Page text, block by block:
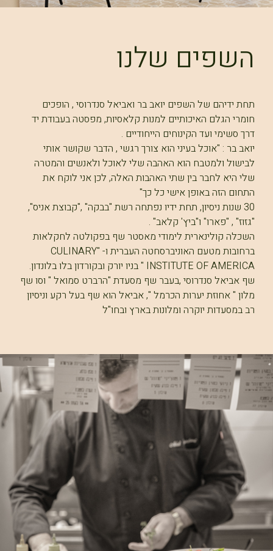
השפים שלנו
תחת ידיהם של השפים יואב בר ואביאל סנדרוסי , הופכים
חומרי הגלם האיכותיים למנות קלאסיות, מפסטה בעבודת יד
דרך סשימי ועד הקינוחים הייחודיים .
יואב בר : "אוכל בעיני הוא צורך רגשי , הדבר שקושר אותי
לבישול ולמטבח הוא האהבה שלי לאוכל ולאנשים והמטרה
שלי היא לחבר בין שתי האהבות האלה, לכן אני לוקח את
התחום הזה באופן אישי כל כך"
30 שנות ניסיון, תחת ידיו נפתחה רשת "בבקה" ,"קבוצת אניס",
"גזוז" , "פארו" ו"ביץ' קלאב" .
השכלה קולינארית לימודי מאסטר שף בפקולטה לחקלאות
ברחובות מטעם האוניברסחטה העברית ו- "CULINARY
INSTITUTE OF AMERICA " בניו יורק ובקורדון בלו בלונדון.
שף אביאל סנדרוסי ,בעבר שף מסעדת "הרברט סמואל " וסו שף
מלון " אחוזת יערות הכרמל ", אביאל הוא שף בעל רקע וניסיון
רב במסעדות יוקרה ומלונות בארץ ובחו"ל